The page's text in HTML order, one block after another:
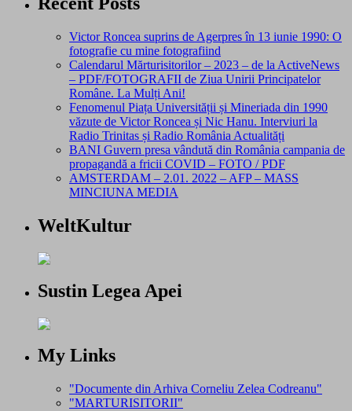
Victor Roncea suprins de Agerpres în 13 iunie 1990: O
fotografie cu mine fotografiind
Calendarul Mărturisitorilor – 2023 – de la ActiveNews
– PDF/FOTOGRAFII de Ziua Unirii Principatelor
Române. La Mulți Ani!
Fenomenul Piața Universității și Mineriada din 1990
văzute de Victor Roncea și Nic Hanu. Interviuri la
Radio Trinitas și Radio România Actualități
BANI Guvern presa vândută din România campania de
propagandă a fricii COVID – FOTO / PDF
AMSTERDAM – 2.01. 2022 – AFP – MASS
MINCIUNA MEDIA
WeltKultur
Sustin Legea Apei
My Links
"Documente din Arhiva Corneliu Zelea Codreanu"
"MARTURISITORII"